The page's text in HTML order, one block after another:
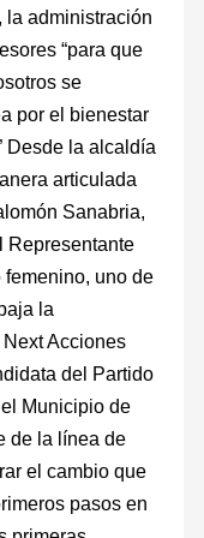
la administración
“para que
se
por el bienestar
Desde la alcaldía
articulada
Sanabria,
Representante
uno de
la
Acciones
del Partido
Municipio de
de la línea de
el cambio que
pasos en